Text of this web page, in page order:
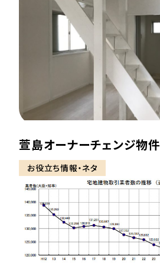
萱島オーナーチェンジ物件
お役立ち情報・ネタ